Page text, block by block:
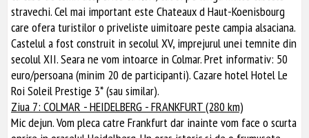
stravechi. Cel mai important este Chateaux d Haut-Koenisbourg
care ofera turistilor o priveliste uimitoare peste campia alsaciana.
Castelul a fost construit in secolul XV, imprejurul unei temnite din
secolul XII. Seara ne vom intoarce in Colmar. Pret informativ: 50
euro/persoana (minim 20 de participanti). Cazare hotel Hotel Le
Roi Soleil Prestige 3* (sau similar).
Ziua 7: COLMAR - HEIDELBERG - FRANKFURT (280 km)
Mic dejun. Vom pleca catre Frankfurt dar inainte vom face o scurta